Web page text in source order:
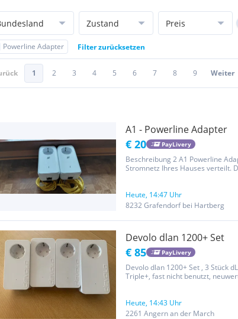
Zustand Preis
Powerline Adapter Filter zurücksetzen
1 2 3 4 5 6 7 8 9 Weiter
A1 - Powerline Adapter
€ 20 PayLivery
Beschreibung 2 A1 Powerline
Stromnetz Ihres Hauses verteilt.
zu...
Heute, 14:47 Uhr
8232 Grafendorf bei Hartberg
Devolo dlan 1200+ Set
€ 85 PayLivery
Devolo dlan 1200+ Set , 3 Stück
Triple+, fast nicht benutzt,
Heute, 14:43 Uhr
2261 Angern an der March